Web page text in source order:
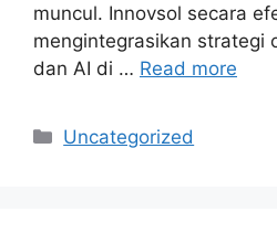
muncul. Innovsol secara
mengintegrasikan strategi
dan AI di … Read more
Categories
Uncategorized